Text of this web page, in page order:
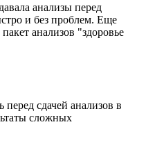
анализы перед
и без проблем. Еще
анализов "здоровье
сдачей анализов в
сложных